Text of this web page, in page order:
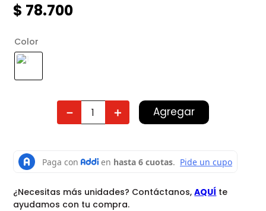
$ 78.700
Color
＋
－ Agregar
¿Necesitas más unidades? Contáctanos,AQUÍ te
ayudamos con tu compra.